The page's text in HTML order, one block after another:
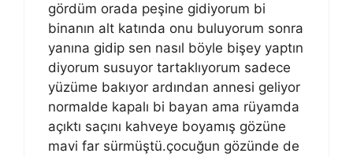
gördüm orada peşine gidiyorum bi
binanın alt katında onu buluyorum sonra
yanına gidip sen nasıl böyle bişey yaptın
diyorum susuyor tartaklıyorum sadece
yüzüme bakıyor ardından annesi geliyor
normalde kapalı bi bayan ama rüyamda
açıktı saçını kahveye boyamış gözüne
mavi far sürmüştü.çocuğun gözünde de